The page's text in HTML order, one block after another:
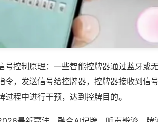
号控制原理：一些智能控牌器通过蓝牙或
令，发送信号给控牌器，控牌器接收到信
过程中进行干预，达到控牌目的。